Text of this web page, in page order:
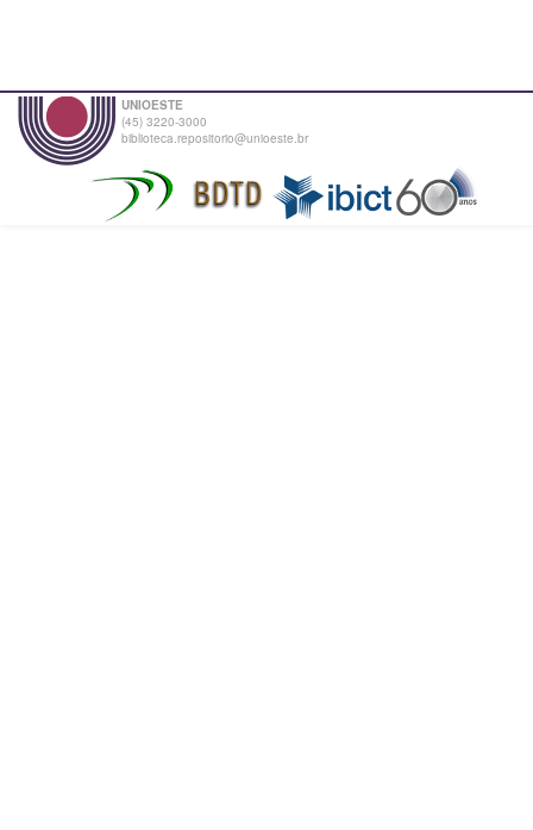
UNIOESTE
(45) 3220-3000
biblioteca.repositorio@unioeste.br